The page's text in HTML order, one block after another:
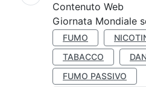
Contenuto Web
Giornata Mondiale
FUMO
TABACCO
FUMO PASSIVO